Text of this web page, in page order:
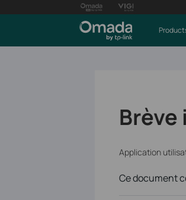
Application
Ce document